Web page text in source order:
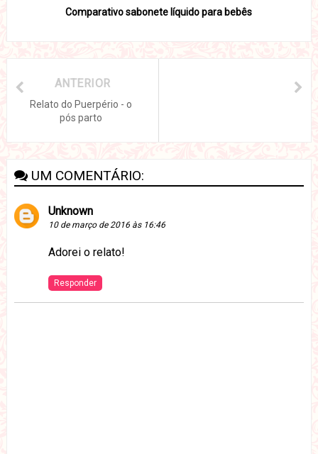
Comparativo sabonete líquido para bebês
ANTERIOR
Relato do Puerpério - o
pós parto
UM COMENTÁRIO:
Unknown
10 de março de 2016 às 16:46
Adorei o relato!
Responder